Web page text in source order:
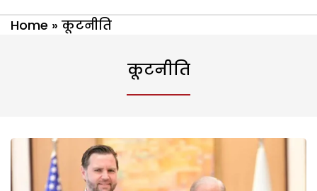
Home » कूटनीति
कूटनीति